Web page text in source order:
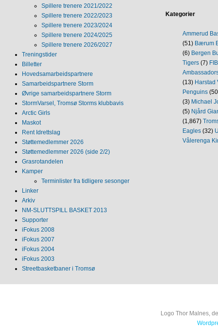
Spillere trenere 2021/2022
Spillere trenere 2022/2023
Spillere trenere 2023/2024
Spillere trenere 2024/2025
Spillere trenere 2026/2027
Treningstider
Billetter
Hovedsamarbeidspartnere
Samarbeidspartnere Storm
Øvrige samarbeidspartnere Storm
StormVarsel, Tromsø Storms klubbavis
Arctic Girls
Maskot
Rent Idrettslag
Støttemedlemmer 2026
Støttemedlemmer 2026 (side 2/2)
Grasrotandelen
Kamper
Terminlister fra tidligere sesonger
Linker
Arkiv
NM‐SLUTTSPILL BASKET 2013
Supporter
iFokus 2008
iFokus 2007
iFokus 2004
iFokus 2003
Streetbasketbaner i Tromsø
Kategorier
Ammerud
(51) Bærum
(6) Bergen
Tigers (7)
(13) Harstad
Penguins
(3) Michael
(5) Njård
(1,867)
Eagles (32)
Vålerenga
Logo Thor Malnes,